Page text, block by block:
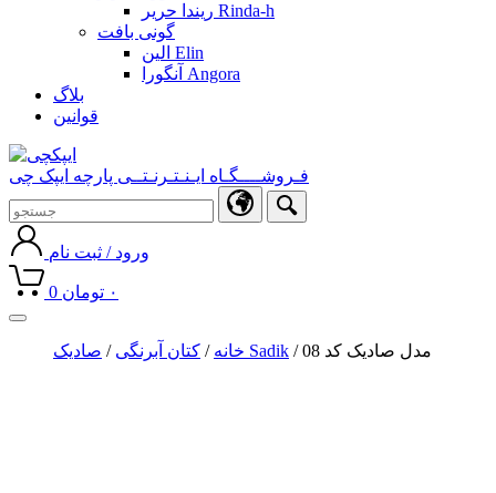
ریندا حریر Rinda-h
گونی بافت
الین Elin
آنگورا Angora
بلاگ
قوانین
فـروشــــگـاه ایـنـتـرنـتــی پارچه ایپک چی
ورود / ثبت نام
0 ۰ تومان
Toggle
navigation
خانه / کتان آبرنگی / صادیک Sadik / مدل صادیک کد 08